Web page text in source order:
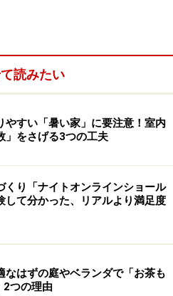
にはしっかりお金を掛け、他
ト！メリハリのある予算配分
ォームこだわりポイント」 を
？ 「住まいの第一印象を決
る」、あなどると部屋全体が
目立たないようで、実はイメ
ム」 です。
読みたい
やすい「暑い家」に要注意！室内
」をさげる3つの工夫
くり「ナイトオンラインショール
して分かった、リアルより満足度
なはずの庭やベランダで「お茶も
つの理由